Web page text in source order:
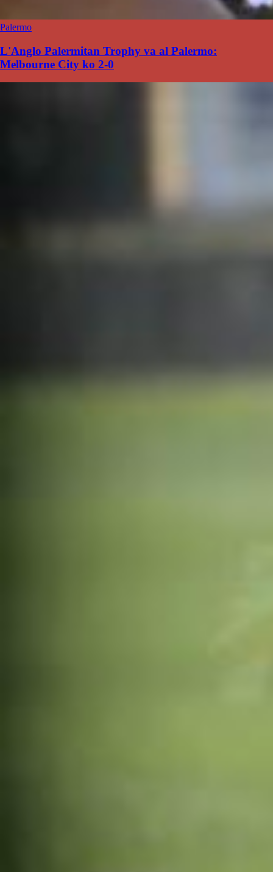
Palermo
L'Anglo Palermitan Trophy va al Palermo:
Melbourne City ko 2-0